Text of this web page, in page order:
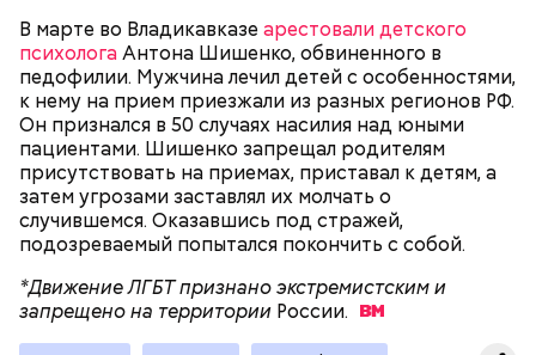
В марте во Владикавказе арестовали детского
психологаАнтона Шишенко, обвиненного в
педофилии. Мужчина лечил детей с особенностями,
к нему на прием приезжали из разных регионов РФ.
Он признался в 50 случаях насилия над юными
пациентами. Шишенко запрещал родителям
присутствовать на приемах, приставал к детям, а
затем угрозами заставлял их молчать о
случившемся. Оказавшись под стражей,
подозреваемый попытался покончить с собой.
*Движение ЛГБТ признано экстремистским и
запрещено на территории России.
— Гасанов, являясь индивидуальным
предпринимателем, осуществлял
предпринимательскую деятельность в области
продажи и размещения рекламы в социальных
их Гасанову. А чтобы пользоваться деньгами и не
вызвать подозрений у налоговой, Гасанов либо
распределял их между еще несколькими счетами,
либопокупал на них квартиры
Следующим подопытным стал друг детства
Миссюры Константин. 3 февраля того же года,
когда молодые люди ехали вместе в машине,
этиленгликолем. Через два дня Константин умер в
больнице.